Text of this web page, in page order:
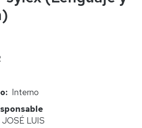
Interno
LUIS